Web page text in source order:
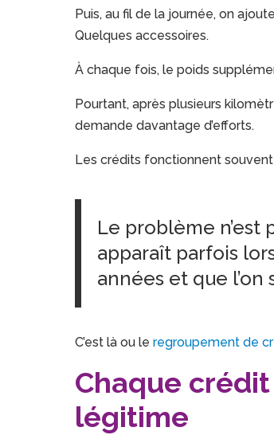
Puis, au fil de la journée, on
Quelques accessoires.
À chaque fois, le poids
Pourtant, après plusieurs
demande davantage d’efforts.
Les crédits fonctionnent
Le problème
apparaît parfois
années et que
C’est là ou leregroupement de
Chaque
légitime